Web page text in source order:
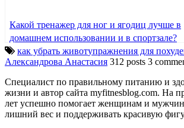
Какой тренажер для ног и ягодиц лучше в
домашнем использовании и в спортзале?
как убрать животупражнения для
Александрова Анастасия 312 posts 3
Специалист по правильному питанию и
жизни и автор сайта myfitnesblog.com. На
лет успешно помогает женщинам и
лишний вес и поддерживать красивую